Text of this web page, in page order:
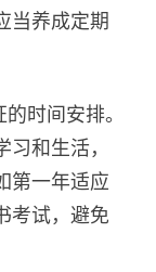
当养成定期
时间安排。
和生活，
第一年适应
考试，避免